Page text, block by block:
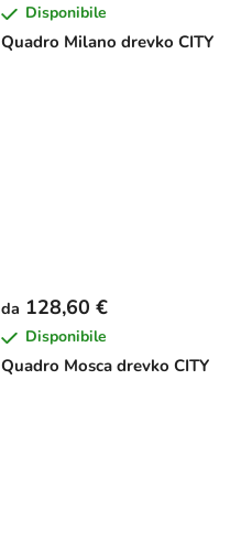
Quadro Milano drevko CITY
Disponibile
Quadro Mosca drevko CITY
da 128,60 €
Disponibile